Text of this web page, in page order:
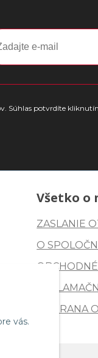
vás.
Súhlas potvrdíte
Všetko o
ZASLANIE
O
OCHRANA